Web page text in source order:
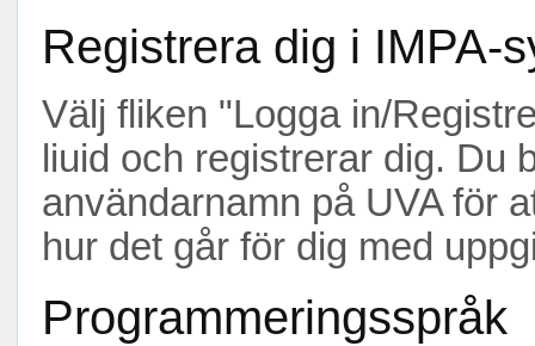
Registrera dig i IMPA-
Välj fliken "Logga in/
liuid och registrerar dig. Du
användarnamn på UVA för
hur det går för dig med
Programmeringsspråk